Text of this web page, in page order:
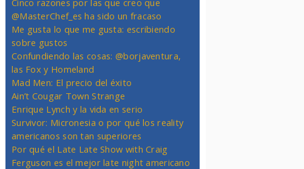
Cinco razones por las que creo que
@MasterChef_es ha sido un fracaso
Me gusta lo que me gusta: escribiendo
sobre gustos
Confundiendo las cosas: @borjaventura,
las Fox y Homeland
Mad Men: El precio del éxito
Ain’t Cougar Town Strange
Enrique Lynch y la vida en serio
Survivor: Micronesia o por qué los reality
americanos son tan superiores
Por qué el Late Late Show with Craig
Ferguson es el mejor late night americano